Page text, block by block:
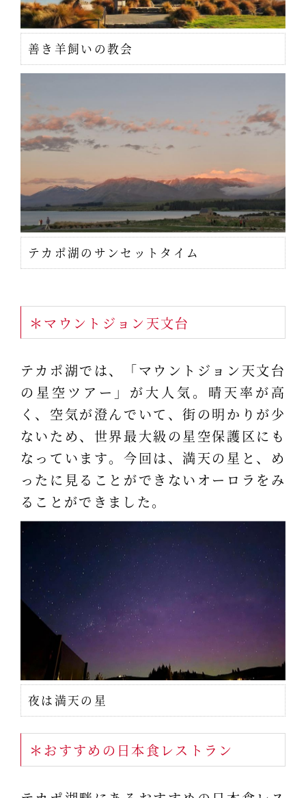
善き羊飼いの教会
テカポ湖のサンセットタイム
＊マウントジョン天文台
テカポ湖では、「マウントジョン天文台
の星空ツアー」が大人気。晴天率が高
く、空気が澄んでいて、街の明かりが少
ないため、世界最大級の星空保護区にも
なっています。今回は、満天の星と、め
ったに見ることができないオーロラをみ
ることができました。
夜は満天の星
＊おすすめの日本食レストラン